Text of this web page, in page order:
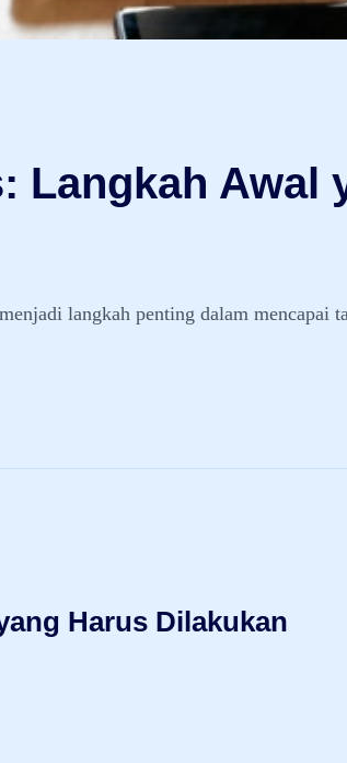
Langkah Awal
langkah penting dalam mencapai
Harus Dilakukan